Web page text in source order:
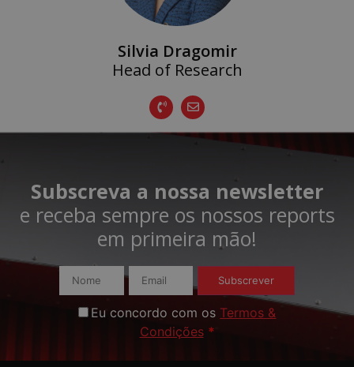
Silvia Dragomir
Head of Research
Subscreva a nossa newsletter
e receba sempre os nossos reports
em primeira mão!​
Subscrever
Eu concordo com os Termos &
Condições *